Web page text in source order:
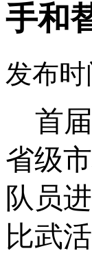
手和
发布时
首
省级
队员
比武